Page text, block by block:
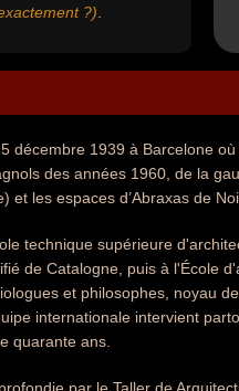
?)
décembre 1939 à Barcelone
des années 1960, de la
les espaces d’Abraxas de
technique supérieure
de Catalogne, puis à l'École
et philosophes, noyau
internationale intervient
quarante ans.